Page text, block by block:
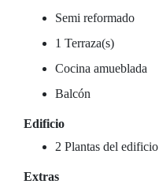
Semi reformado
1 Terraza(s)
Cocina amueblada
Balcón
Edificio
2 Plantas del edificio
Extras